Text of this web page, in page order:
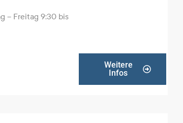
– Freitag 9:30 bis
Weitere
Infos